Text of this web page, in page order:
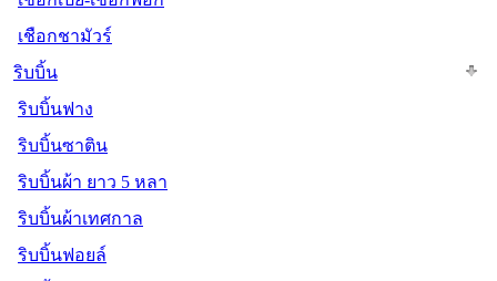
เชือกชามัวร์
ริบบิ้น
ริบบิ้นฟาง
ริบบิ้นซาติน
ริบบิ้นผ้า ยาว 5 หลา
ริบบิ้นผ้าเทศกาล
ริบบิ้นฟอยล์